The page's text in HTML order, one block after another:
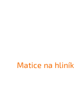
Matice na